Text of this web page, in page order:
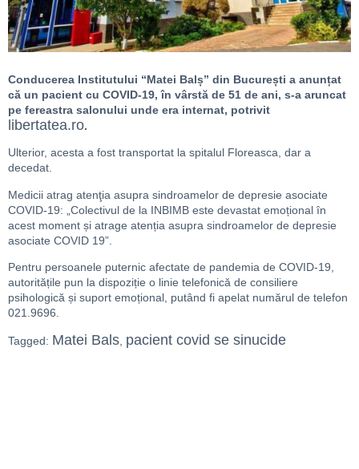
Conducerea Institutului “Matei Balș” din București a anunțat
că un pacient cu COVID-19, în vârstă de 51 de ani, s-a aruncat
pe fereastra salonului unde era internat, potrivit
libertatea.ro.
Ulterior, acesta a fost transportat la spitalul Floreasca, dar a
decedat.
Medicii atrag atenţia asupra sindroamelor de depresie asociate
COVID-19: „Colectivul de la INBIMB este devastat emoțional în
acest moment și atrage atenția asupra sindroamelor de depresie
asociate COVID 19”.
Pentru persoanele puternic afectate de pandemia de COVID-19,
autoritățile pun la dispoziție o linie telefonică de consiliere
psihologică și suport emoțional, putând fi apelat numărul de telefon
021.9696.
Tagged: Matei Bals pacient covid se sinucide